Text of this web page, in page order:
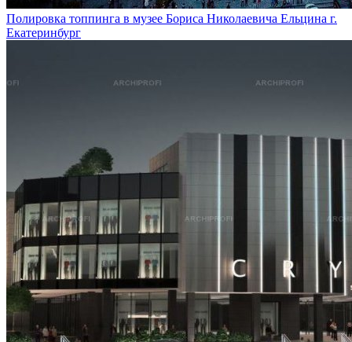
Полировка топпинга в музее Бориса Николаевича Ельцина г.
Екатеринбург